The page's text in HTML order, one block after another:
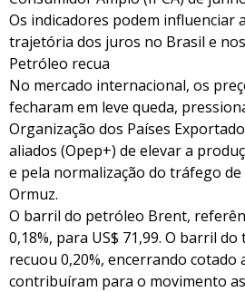
Os indicadores podem influenciar
trajetória dos juros no Brasil e
Petróleo recua
No mercado internacional, os
fecharam em leve queda,
Organização dos Países
aliados (Opep+) de elevar a
e pela normalização do tráfego
Ormuz.
O barril do petróleo Brent,
0,18%, para US$ 71,99. O barril
recuou 0,20%, encerrando cotado
contribuíram para o movimento